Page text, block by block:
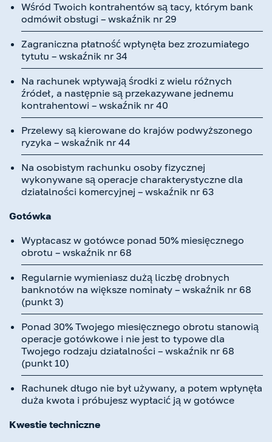
Wśród Twoich kontrahentów są tacy, którym bank
odmówił obsługi – wskaźnik nr 29
Zagraniczna płatność wpłynęła bez zrozumiałego
tytułu – wskaźnik nr 34
Na rachunek wpływają środki z wielu różnych
źródeł, a następnie są przekazywane jednemu
kontrahentowi – wskaźnik nr 40
Przelewy są kierowane do krajów podwyższonego
ryzyka – wskaźnik nr 44
Na osobistym rachunku osoby fizycznej
wykonywane są operacje charakterystyczne dla
działalności komercyjnej – wskaźnik nr 63
Gotówka
Wypłacasz w gotówce ponad 50% miesięcznego
obrotu – wskaźnik nr 68
Regularnie wymieniasz dużą liczbę drobnych
banknotów na większe nominały – wskaźnik nr 68
(punkt 3)
Ponad 30% Twojego miesięcznego obrotu stanowią
operacje gotówkowe i nie jest to typowe dla
Twojego rodzaju działalności – wskaźnik nr 68
(punkt 10)
Rachunek długo nie był używany, a potem wpłynęła
duża kwota i próbujesz wypłacić ją w gotówce
Kwestie techniczne